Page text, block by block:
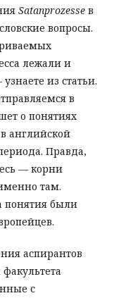
Satanprozesse в
вопросы.
лежали и
из статьи.
в
о понятиях
в английской
Правда,
— корни
там.
понятия были
аспирантов
с